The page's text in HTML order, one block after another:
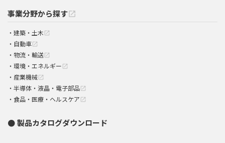
事業分野から探すopen_in_new
建築・土木 open_in_new
自動車 open_in_new
物流・輸送 open_in_new
環境・エネルギー open_in_new
産業機械 open_in_new
半導体・液晶・電子部品 open_in_new
食品・医療・ヘルスケア open_in_new
製品カタログダウンロード